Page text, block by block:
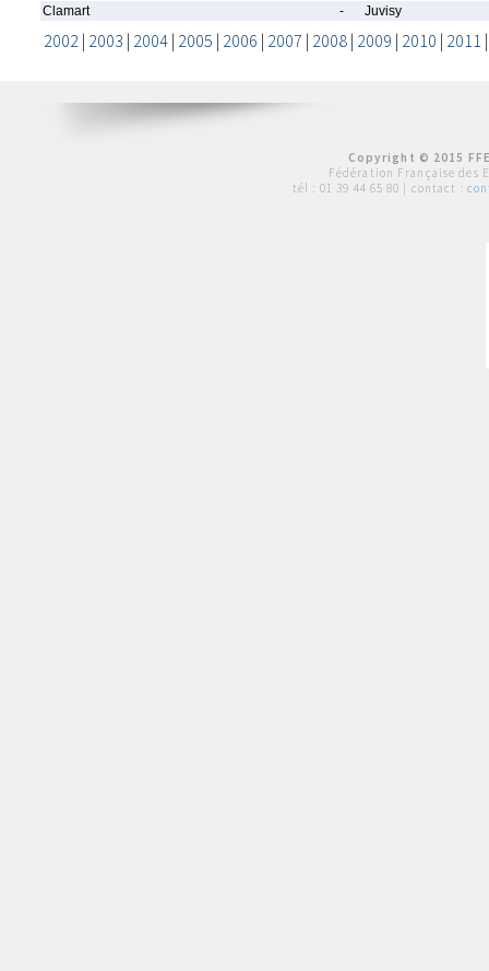
Clamart
- Juvisy
2002| 2003 | 2004| 2005 | 2006 | 2007 | 2008| 2009 | 2010 | 2011
Copyright © 2015
Fédération Française des
tél : 01 39 44 65 80 | contact :